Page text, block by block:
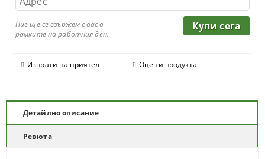
Ние ще се свържем с вас в
рамките на работния ден.
Изпрати на приятел Оцени продукта
Детайлно описание
Ревюта